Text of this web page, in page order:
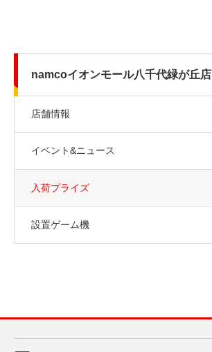
namcoイオンモール八千代緑が丘店
店舗情報
イベント&ニュース
入荷プライズ
設置ゲーム機